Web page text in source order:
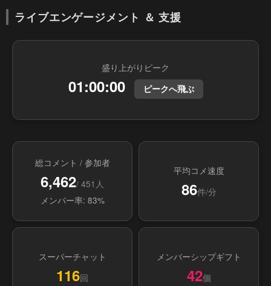
ライブエンゲージメント ＆ 支援
盛り上がりピーク
01:00:00 ピークへ飛ぶ
総コメント / 参加者
6,462/ 451人
メンバー率: 83%
平均コメ速度
86件/分
スーパーチャット
116回
メンバーシップギフト
42個